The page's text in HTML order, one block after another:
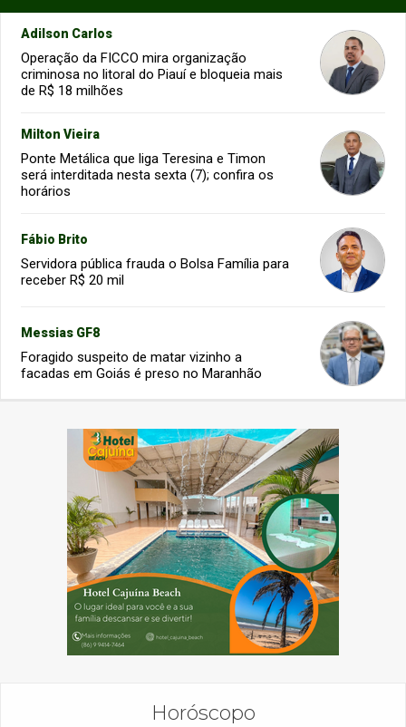
Adilson Carlos
Operação da FICCO mira organização
criminosa no litoral do Piauí e bloqueia mais
de R$ 18 milhões
Milton Vieira
Ponte Metálica que liga Teresina e Timon
será interditada nesta sexta (7); confira os
horários
Fábio Brito
Servidora pública frauda o Bolsa Família para
receber R$ 20 mil
Messias GF8
Foragido suspeito de matar vizinho a
facadas em Goiás é preso no Maranhão
Horóscopo